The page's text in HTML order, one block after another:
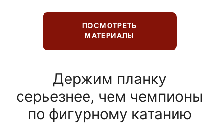
ПОСМОТРЕТЬ
МАТЕРИАЛЫ
Держим планку
серьезнее, чем чемпионы
по фигурному катанию